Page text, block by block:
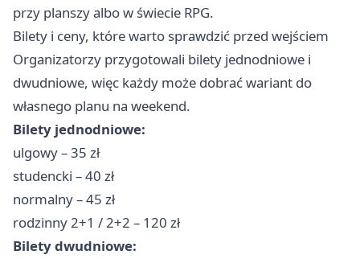
przy planszy albo w świecie RPG.
Bilety i ceny, które warto sprawdzić przed wejściem
Organizatorzy przygotowali bilety jednodniowe i
dwudniowe, więc każdy może dobrać wariant do
własnego planu na weekend.
Bilety jednodniowe:
ulgowy – 35 zł
studencki – 40 zł
normalny – 45 zł
rodzinny 2+1 / 2+2 – 120 zł
Bilety dwudniowe: